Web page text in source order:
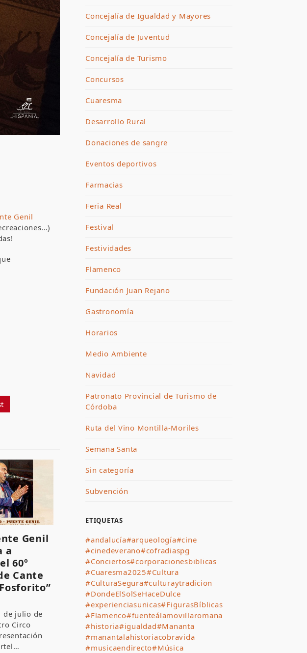
Genil
Genil
a
60º
Cante
de julio de
Circo
Concejalía de Igualdad y Mayores
Concejalía de Juventud
Concejalía de Turismo
Concursos
Cuaresma
Desarrollo Rural
Donaciones de sangre
Eventos deportivos
Farmacias
Feria Real
Festival
Festividades
Flamenco
Fundación Juan Rejano
Gastronomía
Horarios
Medio Ambiente
Navidad
Patronato Provincial de Turismo de
Córdoba
Ruta del Vino Montilla-Moriles
Semana Santa
Sin categoría
Subvención
ETIQUETAS
#andalucía#arqueología#cine
#cinedeverano#cofradiaspg
#Conciertos#corporacionesbiblicas
#Cuaresma2025#Cultura
#CulturaSegura#culturaytradicion
#DondeElSolSeHaceDulce
#experienciasunicas#FigurasBíblicas
#Flamenco#fuenteálamovillaromana
#historia#igualdad#Mananta
#manantalahistoriacobravida
#musicaendirecto#Música